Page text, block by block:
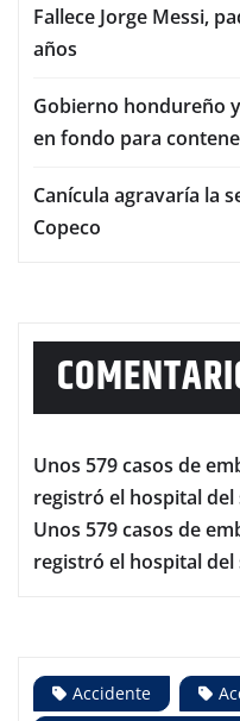
Fallece Jorge Messi,
años
Gobierno hondureño
en fondo para
Canícula agravaría la
Copeco
Unos 579 casos de
registró el hospital del
Unos 579 casos de
registró el hospital del
Accidente